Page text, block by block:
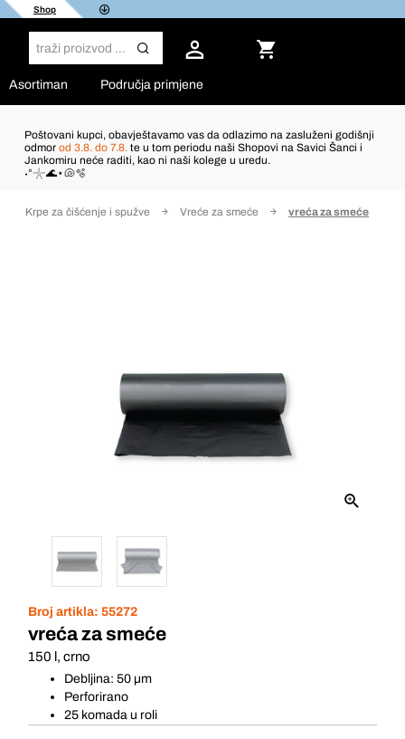
Shop
Asortiman Područja primjene
Poštovani kupci, obavještavamo vas da odlazimo na zasluženi godišnji
odmor od 3.8. do 7.8. te u tom periodu naši Shopovi na Savici Šanci i
Jankomiru neće raditi, kao ni naši kolege u uredu.
˖°𓇼🌊⋆🐚🫧
Krpe za čišćenje i spužve Vreće za smeće vreća za smeće
Broj artikla: 55272
vreća za smeće
150 l, crno
Debljina: 50 μm
Perforirano
25 komada u roli